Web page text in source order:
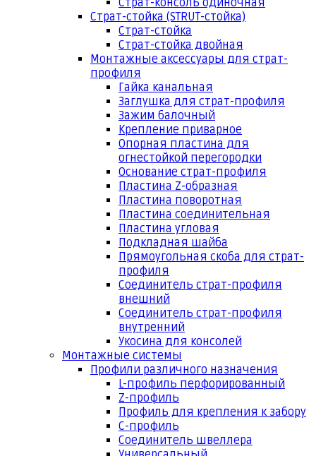
Страт-консоль одиночная
Страт-стойка (STRUT-стойка)
Страт-стойка
Страт-стойка двойная
Монтажные аксессуары для страт-
профиля
Гайка канальная
Заглушка для страт-профиля
Зажим балочный
Крепление приварное
Опорная пластина для
огнестойкой перегородки
Основание страт-профиля
Пластина Z-образная
Пластина поворотная
Пластина соединительная
Пластина угловая
Подкладная шайба
Прямоугольная скоба для страт-
профиля
Соединитель страт-профиля
внешний
Соединитель страт-профиля
внутренний
Укосина для консолей
Монтажные системы
Профили различного назначения
L-профиль перфорированный
Z-профиль
Профиль для крепления к забору
С-профиль
Соединитель швеллера